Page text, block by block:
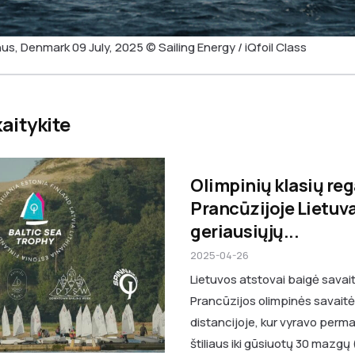
Denmark 09 July, 2025 © Sailing Energy / iQfoil Class
Olimpinių klasių
Prancūzijoje
geriausiųjų...
2025-04-26
Lietuvos atstovai baigė
Prancūzijos olimpinės
distancijoje, kur vyravo
štiliaus iki gūsiuotų 30 mazgų